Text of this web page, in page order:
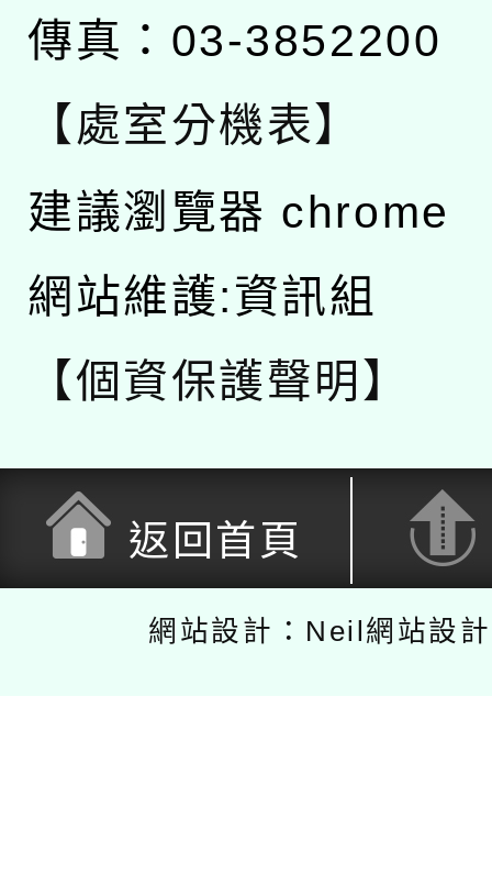
傳真：03-3852200
【處室分機表】
建議瀏覽器 chrome
網站維護:資訊組
【個資保護聲明】
返回首頁
網站設計：Neil網站設